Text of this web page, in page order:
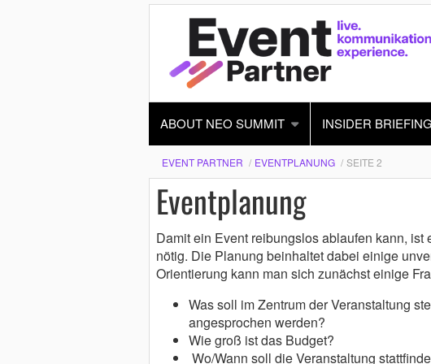
ABOUT NEO SUMMIT INSIDER BRIEFING
EVENT PARTNER EVENTPLANUNG SEITE 2
Eventplanung
Damit ein Event reibungslos ablaufen kann,
nötig. Die Planung beinhaltet dabei einige
Orientierung kann man sich zunächst einige
Was soll im Zentrum der Veranstaltung
angesprochen werden?
Wie groß ist das Budget?
Wo/Wann soll die Veranstaltung